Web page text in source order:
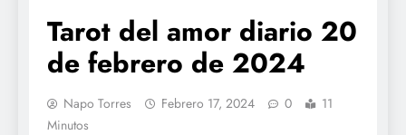
Tarot del amor diario 20
de febrero de 2024
Napo Torres Febrero 17, 2024 0
11
Minutos